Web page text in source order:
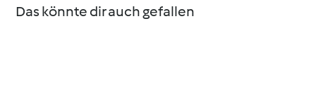
Das könnte dir auch gefallen